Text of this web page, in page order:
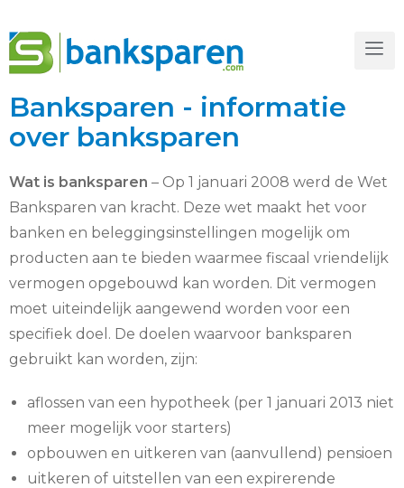
Banksparen - informatie
over banksparen
Wat is banksparen – Op 1 januari 2008 werd de Wet
Banksparen van kracht. Deze wet maakt het voor
banken en beleggingsinstellingen mogelijk om
producten aan te bieden waarmee fiscaal vriendelijk
vermogen opgebouwd kan worden. Dit vermogen
moet uiteindelijk aangewend worden voor een
specifiek doel. De doelen waarvoor banksparen
gebruikt kan worden, zijn:
aflossen van een hypotheek (per 1 januari 2013 niet
meer mogelijk voor starters)
opbouwen en uitkeren van (aanvullend) pensioen
uitkeren of uitstellen van een expirerende